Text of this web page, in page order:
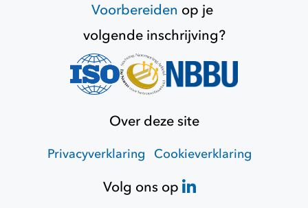
Voorbereiden op je
volgende inschrijving?
Over deze site
Privacyverklaring Cookieverklaring
Volg ons op